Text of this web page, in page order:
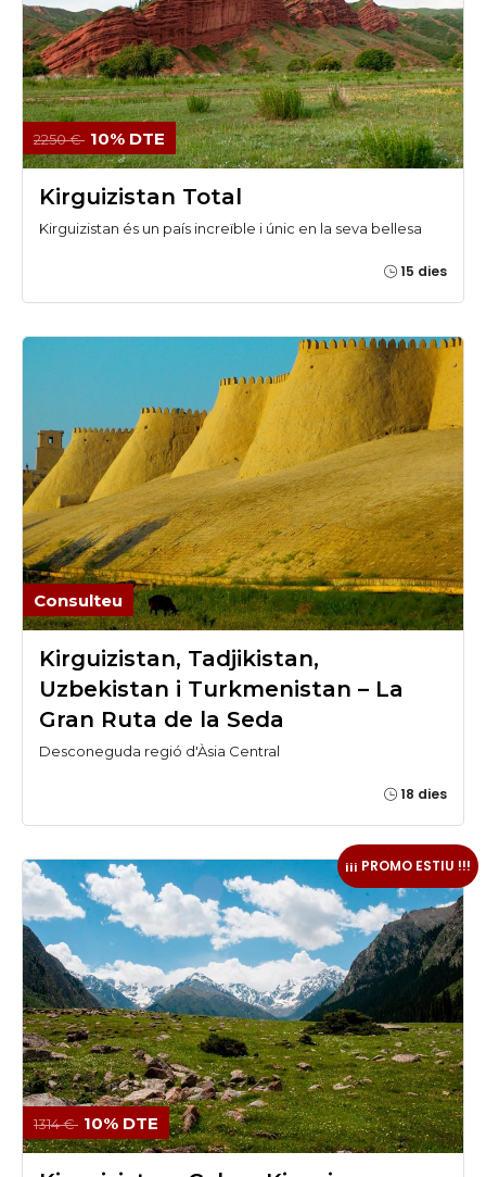
2250 € 10% DTE
Kirguizistan Total
Kirguizistan és un país increïble i únic en la seva bellesa
15 dies
Consulteu
Kirguizistan, Tadjikistan,
Uzbekistan i Turkmenistan – La
Gran Ruta de la Seda
Desconeguda regió d'Àsia Central
18 dies
¡¡¡ PROMO ESTIU !!!
1314 € 10% DTE